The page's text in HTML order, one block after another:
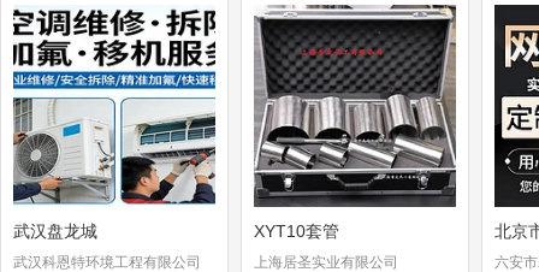
武汉盘龙城
武汉科恩特环境工程有限公司
XYT10套管
上海居圣实业有限公司
北京
六安